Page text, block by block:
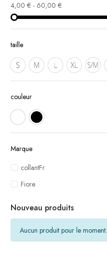
4,00 € - 60,00 €
taille
couleur
Marque
collantFr
Fiore
Nouveau produits
Aucun produit pour le moment.